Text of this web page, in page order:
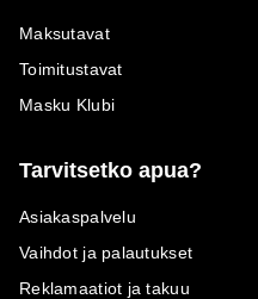
Maksutavat
Toimitustavat
Masku Klubi
Tarvitsetko apua?
Asiakaspalvelu
Vaihdot ja palautukset
Reklamaatiot ja takuu